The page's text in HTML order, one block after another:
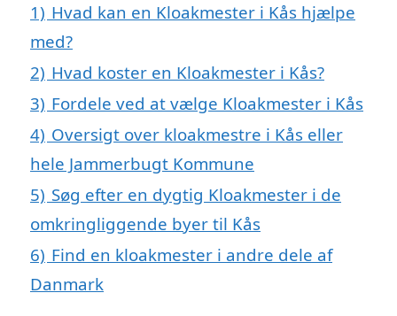
1) Hvad kan en Kloakmester i Kås hjælpe
med?
2) Hvad koster en Kloakmester i Kås?
3) Fordele ved at vælge Kloakmester i Kås
4) Oversigt over kloakmestre i Kås eller
hele Jammerbugt Kommune
5) Søg efter en dygtig Kloakmester i de
omkringliggende byer til Kås
6) Find en kloakmester i andre dele af
Danmark